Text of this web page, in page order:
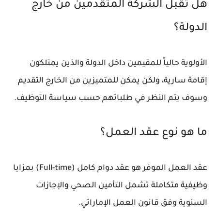
هل تقبل الشركة المتقدمين من خارج
الدولة؟
الأولوية حالياً للمقيمين داخل الدولة والذين يمتلكون
إقامة سارية، ولكن يمكن للمتميزين من الخارج التقديم
وسوف يتم النظر في طلباتهم حسب سياسة التوظيف.
ما هو نوع عقد العمل؟
عقد العمل الموفر هو عقد دوام كامل (Full-time) بمزايا
وظيفية متكاملة تشمل التأمين الصحي والإجازات
السنوية وفق قانون العمل الإماراتي.